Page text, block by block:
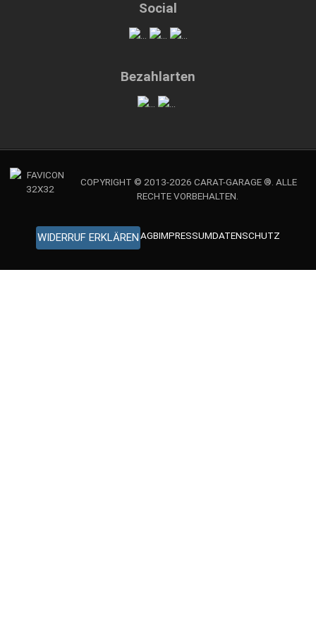
Social
Bezahlarten
COPYRIGHT © 2013-2026 CARAT-GARAGE ®. ALLE
RECHTE VORBEHALTEN.
WIDERRUF ERKLÄREN AGBIMPRESSUMDATENSCHUTZ